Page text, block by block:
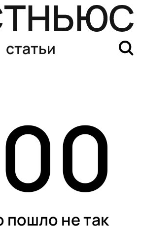
статьи
пошло не так